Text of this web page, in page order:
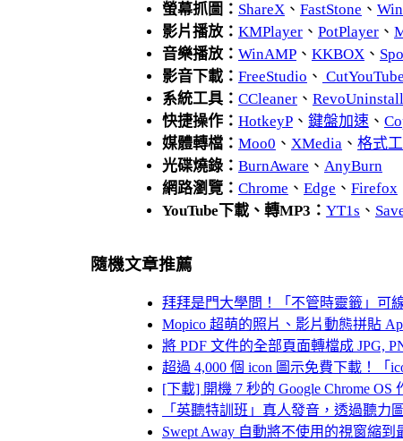
螢幕抓圖： ShareX、 FastStone 、
影片播放： KMPlayer、 PotPlayer、
音樂播放： WinAMP、 KKBOX、
影音下載： FreeStudio 、 CutYouTube
系統工具： CCleaner、
快捷操作： HotkeyP、 鍵盤加速、
媒體轉檔： Moo0 、 XMedia、 格式
光碟燒錄： BurnAware 、 AnyBurn
網路瀏覽： Chrome 、 Edge 、 Firefox
YouTube下載、轉MP3： YT1s 、
隨機文章推薦
拜拜是門大學問！「不管時靈籤」可
Mopico 超萌的照片、影片動態拼貼
將 PDF 文件的全部頁面轉檔成 JPG,
超過 4,000 個 icon 圖示免費下載！「
[下載] 開機 7 秒的 Google Chrome OS
「英聽特訓班」真人發音，透過聽力
Swept Away 自動將不使用的視窗縮到